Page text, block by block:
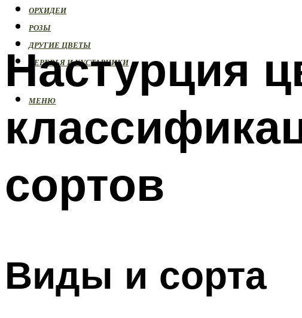
ОРХИДЕИ
РОЗЫ
ДРУГИЕ ЦВЕТЫ
ДЕРЕВЬЯ И КУСТАРНИКИ
МЕНЮ
Настурция
сортов
Виды и сорта